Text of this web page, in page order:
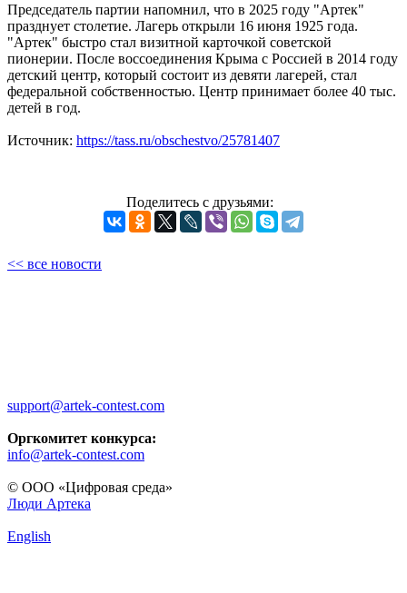
Председатель партии напомнил, что в 2025 году "Артек"
празднует столетие. Лагерь открыли 16 июня 1925 года.
"Артек" быстро стал визитной карточкой советской
пионерии. После воссоединения Крыма с Россией в 2014 году
детский центр, который состоит из девяти лагерей, стал
федеральной собственностью. Центр принимает более 40 тыс.
детей в год.
Источник: https://tass.ru/obschestvo/25781407
Поделитесь с друзьями:
<< все новости
support@artek-contest.com
Оргкомитет конкурса:
info@artek-contest.com
© ООО «Цифровая среда»
Люди Артека
English